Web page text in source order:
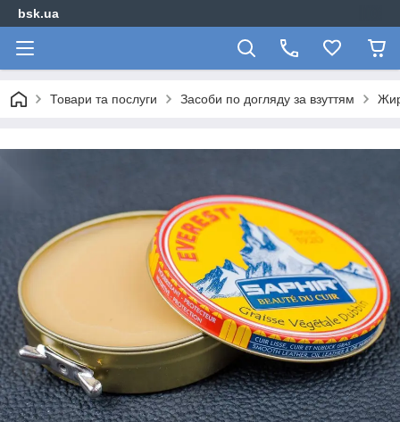
bsk.ua
Товари та послуги Засоби по догляду за взуттям